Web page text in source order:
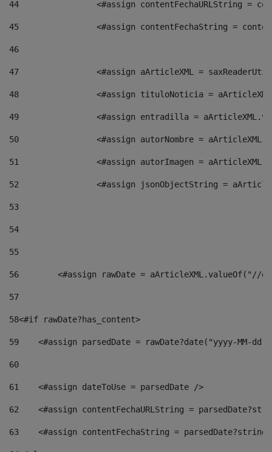
44
<#assign contentFechaURLString =
45
<#assign contentFechaString =
46
47
<#assign aArticleXML =
48
<#assign tituloNoticia =
49
<#assign entradilla =
50
<#assign autorNombre =
51
<#assign autorImagen =
52
<#assign jsonObjectString =
53
54
55
56
<#assign rawDate = aArticleXML.valueOf("//
57
58<#if rawDate?has_content>
59
<#assign parsedDate = rawDate?date("yyyy-MM-
60
61
    <#assign dateToUse = parsedDate />
62
<#assign contentFechaURLString =
63
<#assign contentFechaString =